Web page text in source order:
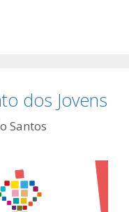
dos Jovens
Santos